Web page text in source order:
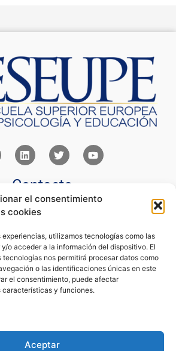
el consentimiento
cookies
experiencias, utilizamos tecnologías como las
o acceder a la información del dispositivo. El
nos permitirá procesar datos como
o las identificaciones únicas en este
el consentimiento, puede afectar
y funciones.
Aceptar
Contacto
Pozuelo de Alarcón – Madrid
Links
Para Psicólogos
Legal